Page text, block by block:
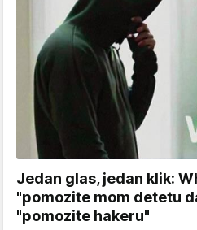
Jedan glas, jedan klik:
"pomozite mom detetu
"pomozite hakeru"